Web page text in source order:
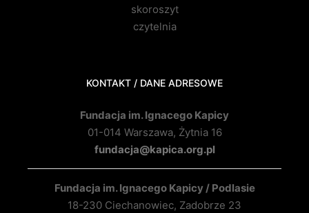
skoroszyt
czytelnia
KONTAKT / DANE ADRESOWE
Fundacja im. Ignacego Kapicy
01-014 Warszawa, Żytnia 16
fundacja@kapica.org.pl
Fundacja im. Ignacego Kapicy / Podlasie
18-230 Ciechanowiec, Zadobrze 23